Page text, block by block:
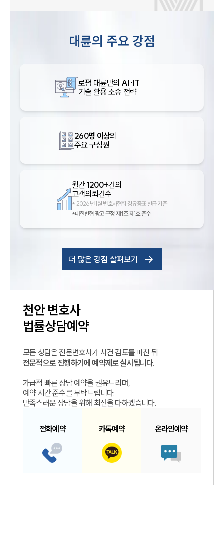
대륜의 주요 강점
로펌 대륜만의 AI·IT
기술 활용 소송 전략
260명 이상의
주요 구성원
월간1200+건의
고객의뢰건수
* 2026년 1월 변호사협회 경유증표 발급 기준
*대한변협 광고 규정 제4조 제1호 준수
더 많은 강점 살펴보기
천안변호사
법률상담예약
모든 상담은 전문변호사가 사건 검토를 마친 뒤
전문적으로 진행하기에 예약제로 실시됩니다.
가급적 빠른 상담 예약을 권유드리며,
예약 시간 준수를 부탁드립니다.
만족스러운 상담을 위해 최선을 다하겠습니다.
전화예약 카톡예약 온라인예약